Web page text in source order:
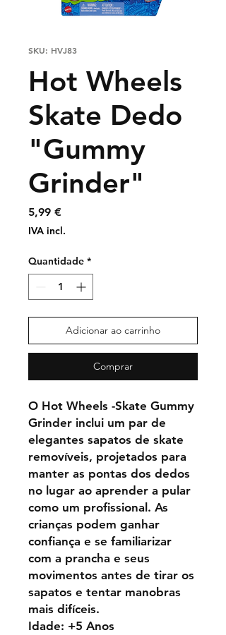
SKU: HVJ83
Hot Wheels
Skate Dedo
"Gummy
Grinder"
5,99 €Preço
IVA incl.
Quantidade *
Adicionar ao carrinho
Comprar
O Hot Wheels -Skate Gummy
Grinder inclui um par de
elegantes sapatos de skate
removíveis, projetados para
manter as pontas dos dedos
no lugar ao aprender a pular
como um profissional. As
crianças podem ganhar
confiança e se familiarizar
com a prancha e seus
movimentos antes de tirar os
sapatos e tentar manobras
mais difíceis.
Idade: +5 Anos